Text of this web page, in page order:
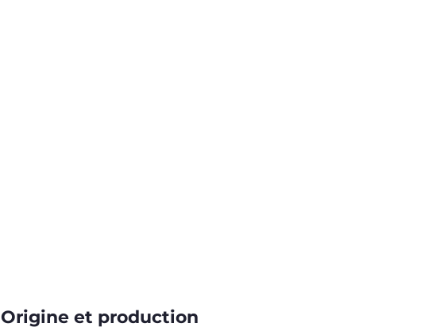
Origine et production